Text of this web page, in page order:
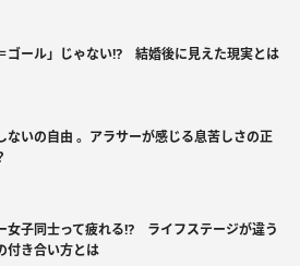
ゴール」じゃない⁉ 結婚後に見えた現実とは
ないの自由 。アラサーが感じる息苦しさの正
女子同士って疲れる⁉ ライフステージが違う
付き合い方とは